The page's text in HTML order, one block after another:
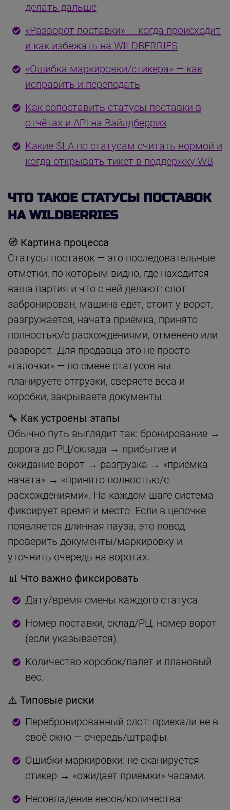
делать дальше
«Разворот поставки» — когда происходит
и как избежать на WILDBERRIES
«Ошибка маркировки/стикера» — как
исправить и переподать
Как сопоставить статусы поставки в
отчётах и API на Вайлдберриз
Какие SLA по статусам считать нормой и
когда открывать тикет в поддержку WB
ЧТО ТАКОЕ СТАТУСЫ ПОСТАВОК
НА WILDBERRIES
🧭 Картина процесса
Статусы поставок — это последовательные
отметки, по которым видно, где находится
ваша партия и что с ней делают: слот
забронирован, машина едет, стоит у ворот,
разгружается, начата приёмка, принято
полностью/с расхождениями, отменено или
разворот. Для продавца это не просто
«галочки» — по смене статусов вы
планируете отгрузки, сверяете веса и
коробки, закрываете документы.
🔧 Как устроены этапы
Обычно путь выглядит так: бронирование →
дорога до РЦ/склада → прибытие и
ожидание ворот → разгрузка → «приёмка
начата» → «принято полностью/с
расхождениями». На каждом шаге система
фиксирует время и место. Если в цепочке
появляется длинная пауза, это повод
проверить документы/маркировку и
уточнить очередь на воротах.
📊 Что важно фиксировать
Дату/время смены каждого статуса.
Номер поставки, склад/РЦ, номер ворот
(если указывается).
Количество коробок/палет и плановый
вес.
⚠️ Типовые риски
Перебронированный слот: приехали не в
своё окно — очередь/штрафы.
Ошибки маркировки: не сканируется
стикер → «ожидает приёмки» часами.
Несовпадение весов/количества: